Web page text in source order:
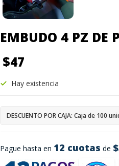
EMBUDO 4 PZ DE
$47
Pague hasta en 12 cuotas de
Hay existencia
DESCUENTO POR CAJA: Caja de 100